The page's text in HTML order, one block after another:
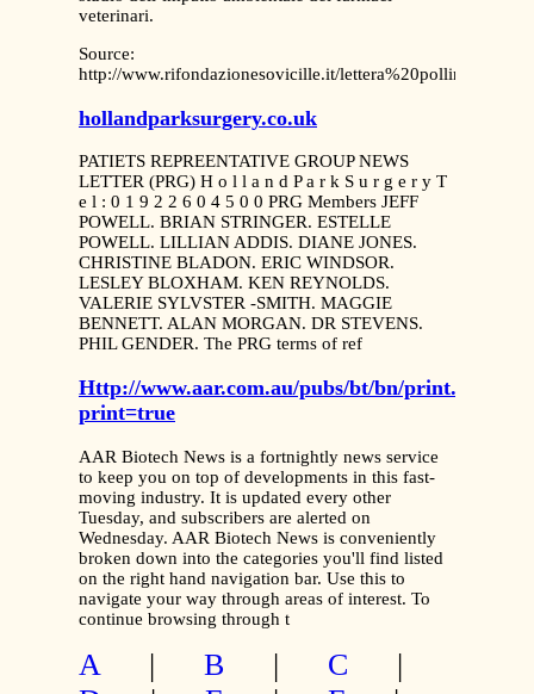
Source:
http://www.rifondazionesovicille.it/
hollandparksurgery.co.uk
PATIETS REPREENTATIVE GROUP NEWS
LETTER (PRG) H o l l a n d P a r k S u r g e r y T
e l : 0 1 9 2 2 6 0 4 5 0 0 PRG Members JEFF
POWELL. BRIAN STRINGER. ESTELLE
POWELL. LILLIAN ADDIS. DIANE JONES.
CHRISTINE BLADON. ERIC WINDSOR.
LESLEY BLOXHAM. KEN REYNOLDS.
VALERIE SYLVSTER -SMITH. MAGGIE
BENNETT. ALAN MORGAN. DR STEVENS.
PHIL GENDER. The PRG terms of ref
Http://www.aar.com.au/pubs/bt/bn/print.htm?
print=true
AAR Biotech News is a fortnightly news service
to keep you on top of developments in this fast-
moving industry. It is updated every other
Tuesday, and subscribers are alerted on
Wednesday. AAR Biotech News is conveniently
broken down into the categories you'll find listed
on the right hand navigation bar. Use this to
navigate your way through areas of interest. To
continue browsing through t
A | B | C
|